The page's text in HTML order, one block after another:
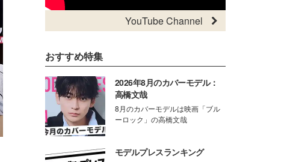
YouTube Channel
おすすめ特集
2026年8月のカバーモデル：
高橋文哉
8月のカバーモデルは映画「ブル
ーロック」の高橋文哉
モデルプレスランキング